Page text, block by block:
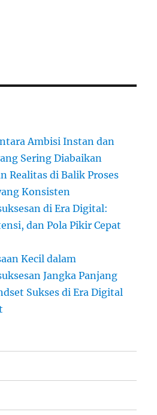
Ambisi Instan dan
Sering Diabaikan
Realitas di Balik Proses
Konsisten
di Era Digital:
dan Pola Pikir Cepat
Kecil dalam
Jangka Panjang
Sukses di Era Digital